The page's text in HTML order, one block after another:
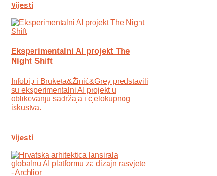
Vijesti
Eksperimentalni AI projekt The
Night Shift
Infobip i Bruketa&Žinić&Grey predstavili
su eksperimentalni AI projekt u
oblikovanju sadržaja i cjelokupnog
iskustva.
Vijesti